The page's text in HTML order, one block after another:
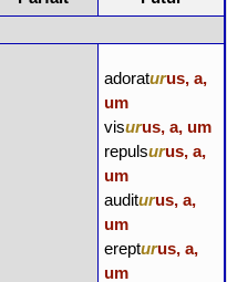
adoraturus, a,
um
visurus, a, um
repulsurus, a,
um
auditurus, a,
um
erepturus, a,
um